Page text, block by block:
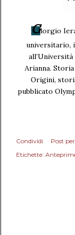
Giorgio
universitario,
Arianna.
Origini,
pubblicato
Condividi
Post
Etichette: